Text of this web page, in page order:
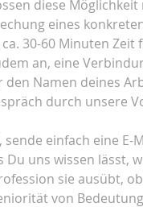
diese
eines
30-60 Minuten
an, eine
Namen deines
durch unsere
einfach eine E-
Du uns wissen lässt,
sie ausübt,
von